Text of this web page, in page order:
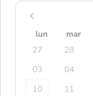
lun mar
27
28
03
04
10
11